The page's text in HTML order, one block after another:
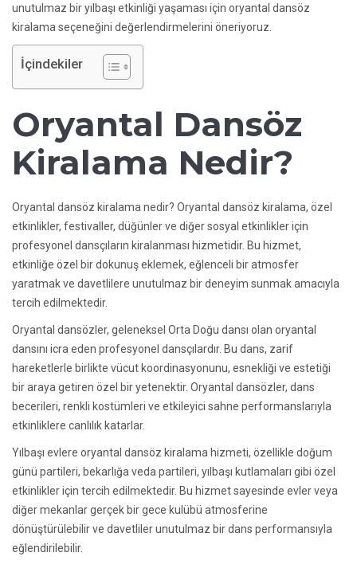
unutulmaz bir yılbaşı etkinliği yaşaması için oryantal dansöz
kiralama seçeneğini değerlendirmelerini öneriyoruz.
İçindekiler
Oryantal Dansöz
Kiralama Nedir?
Oryantal dansöz kiralama nedir? Oryantal dansöz kiralama, özel
etkinlikler, festivaller, düğünler ve diğer sosyal etkinlikler için
profesyonel dansçıların kiralanması hizmetidir. Bu hizmet,
etkinliğe özel bir dokunuş eklemek, eğlenceli bir atmosfer
yaratmak ve davetlilere unutulmaz bir deneyim sunmak amacıyla
tercih edilmektedir.
Oryantal dansözler, geleneksel Orta Doğu dansı olan oryantal
dansını icra eden profesyonel dansçılardır. Bu dans, zarif
hareketlerle birlikte vücut koordinasyonunu, esnekliği ve estetiği
bir araya getiren özel bir yetenektir. Oryantal dansözler, dans
becerileri, renkli kostümleri ve etkileyici sahne performanslarıyla
etkinliklere canlılık katarlar.
Yılbaşı evlere oryantal dansöz kiralama hizmeti, özellikle doğum
günü partileri, bekarlığa veda partileri, yılbaşı kutlamaları gibi özel
etkinlikler için tercih edilmektedir. Bu hizmet sayesinde evler veya
diğer mekanlar gerçek bir gece kulübü atmosferine
dönüştürülebilir ve davetliler unutulmaz bir dans performansıyla
eğlendirilebilir.